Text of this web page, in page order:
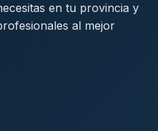
en tu provincia y
al mejor